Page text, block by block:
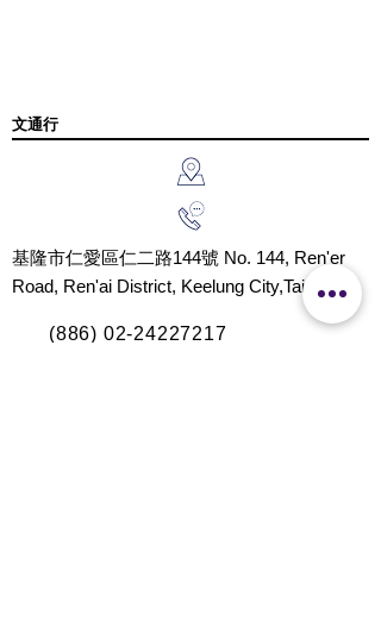
文通行
基隆市仁愛區仁二路144號 No. 144, Ren'er
Road, Ren'ai District, Keelung City,Taiwan
(886) 02-24227217